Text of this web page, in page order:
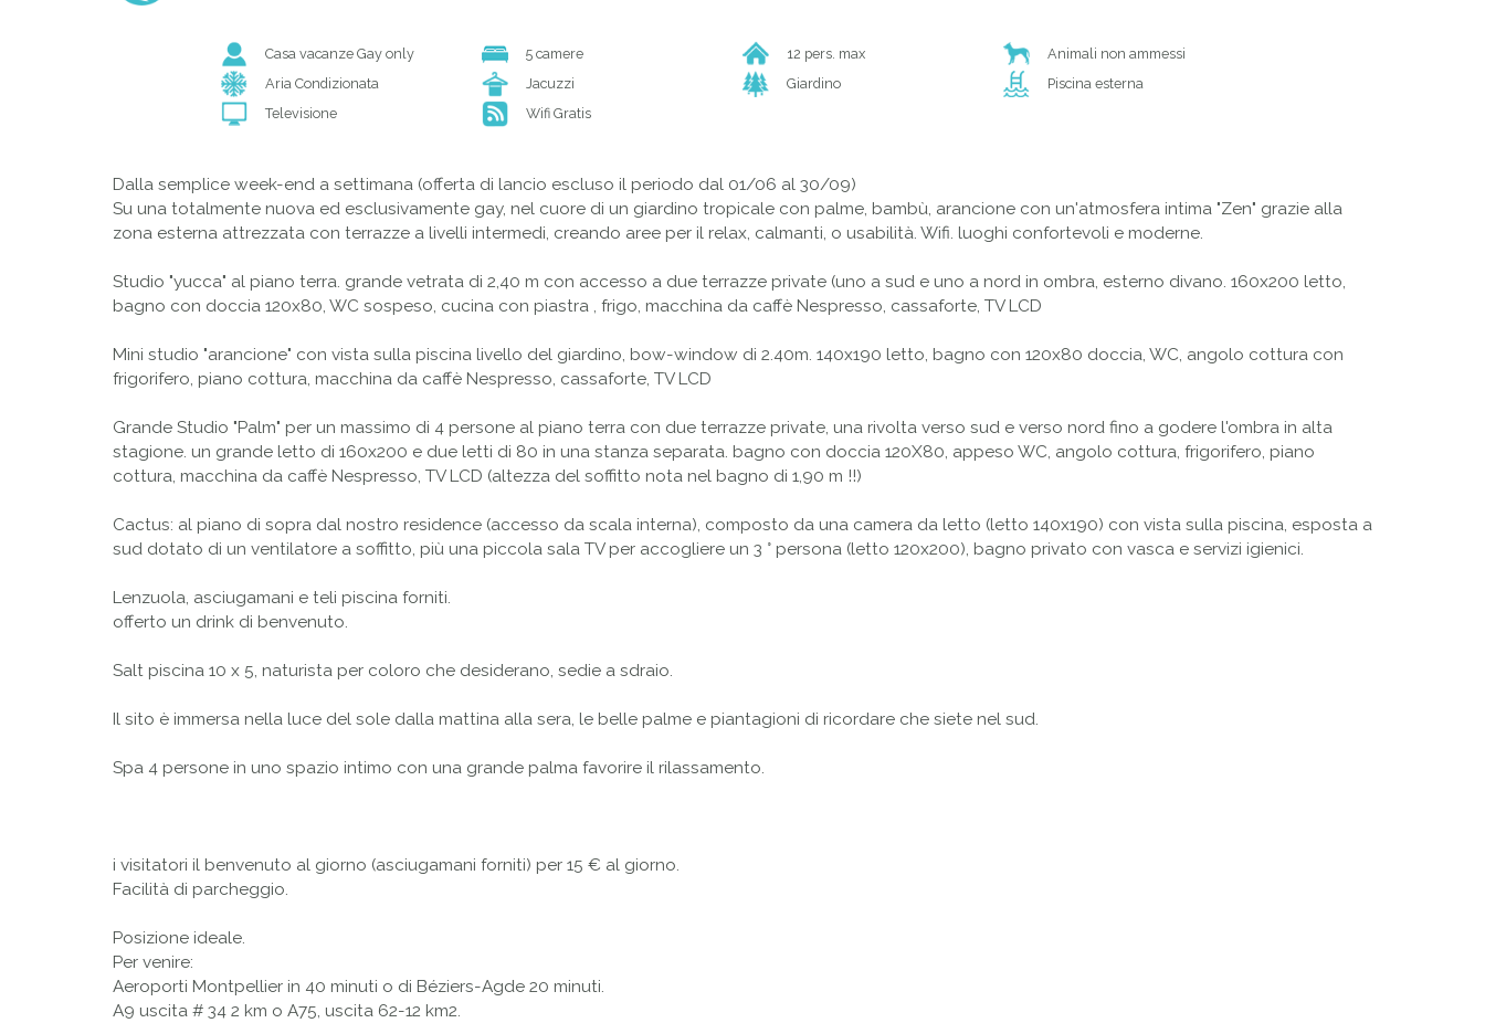
Casa vacanze Gay only 5 camere 12 pers. max
Animali non ammessi
Aria Condizionata
Jacuzzi Giardino
Piscina esterna
Televisione
Wifi Gratis
Dalla semplice week-end a settimana (offerta di lancio escluso il periodo dal 01/06 al 30/09)
Su una totalmente nuova ed esclusivamente gay, nel cuore di un giardino tropicale con palme, bambù, arancione con un'atmosfera intima "Zen" grazie alla
zona esterna attrezzata con terrazze a livelli intermedi, creando aree per il relax, calmanti, o usabilità. Wifi. luoghi confortevoli e moderne.
Studio "yucca" al piano terra. grande vetrata di 2,40 m con accesso a due terrazze private (uno a sud e uno a nord in ombra, esterno divano. 160x200 letto,
bagno con doccia 120x80, WC sospeso, cucina con piastra , frigo, macchina da caffè Nespresso, cassaforte, TV LCD
Mini studio "arancione" con vista sulla piscina livello del giardino, bow-window di 2.40m. 140x190 letto, bagno con 120x80 doccia, WC, angolo cottura con
frigorifero, piano cottura, macchina da caffè Nespresso, cassaforte, TV LCD
Grande Studio "Palm" per un massimo di 4 persone al piano terra con due terrazze private, una rivolta verso sud e verso nord fino a godere l'ombra in alta
stagione. un grande letto di 160x200 e due letti di 80 in una stanza separata. bagno con doccia 120X80, appeso WC, angolo cottura, frigorifero, piano
cottura, macchina da caffè Nespresso, TV LCD (altezza del soffitto nota nel bagno di 1,90 m !!)
Cactus: al piano di sopra dal nostro residence (accesso da scala interna), composto da una camera da letto (letto 140x190) con vista sulla piscina, esposta a
sud dotato di un ventilatore a soffitto, più una piccola sala TV per accogliere un 3 ° persona (letto 120x200), bagno privato con vasca e servizi igienici.
Lenzuola, asciugamani e teli piscina forniti.
offerto un drink di benvenuto.
Salt piscina 10 x 5, naturista per coloro che desiderano, sedie a sdraio.
Il sito è immersa nella luce del sole dalla mattina alla sera, le belle palme e piantagioni di ricordare che siete nel sud.
Spa 4 persone in uno spazio intimo con una grande palma favorire il rilassamento.
i visitatori il benvenuto al giorno (asciugamani forniti) per 15 € al giorno.
Facilità di parcheggio.
Posizione ideale.
Per venire:
Aeroporti Montpellier in 40 minuti o di Béziers-Agde 20 minuti.
A9 uscita # 34 2 km o A75, uscita 62-12 km2.